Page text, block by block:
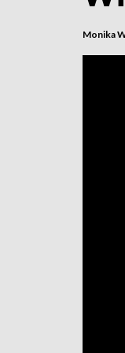
Monika